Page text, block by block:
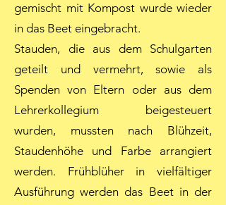
gemischt mit Kompost wurde wieder
in das Beet eingebracht.
Stauden, die aus dem Schulgarten
geteilt und vermehrt, sowie als
Spenden von Eltern oder aus dem
Lehrerkollegium beigesteuert
wurden, mussten nach Blühzeit,
Staudenhöhe und Farbe arrangiert
werden. Frühblüher in vielfältiger
Ausführung werden das Beet in der